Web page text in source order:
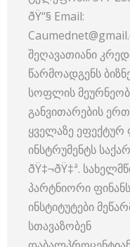
ðŸ“§ Email:
შეღავათიანი
წარმოადგენს
სოფლის
განვითარების
ყველაზე ეფექტურ
ინსტრუმენტს
ðŸ‡¬ðŸ‡ª.
პარტნიორი
ინსტიტუტები
სთავაზობენ